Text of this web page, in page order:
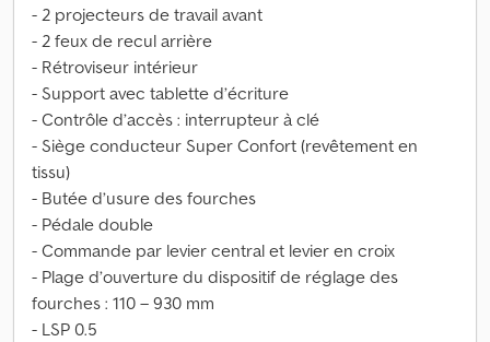
- 2 projecteurs de travail avant
- 2 feux de recul arrière
- Rétroviseur intérieur
- Support avec tablette d’écriture
- Contrôle d’accès : interrupteur à clé
- Siège conducteur Super Confort (revêtement en
tissu)
- Butée d’usure des fourches
- Pédale double
- Commande par levier central et levier en croix
- Plage d’ouverture du dispositif de réglage des
fourches : 110 – 930 mm
- LSP 0.5